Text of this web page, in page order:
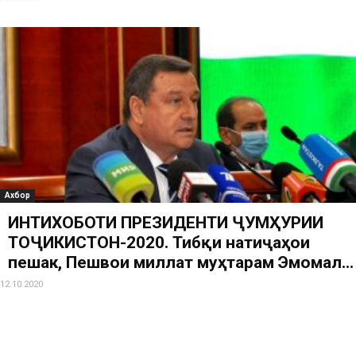
Ахбор
ИНТИХОБОТИ ПРЕЗИДЕНТИ ҶУМҲУРИИ
ТОҶИКИСТОН-2020. Тибқи натиҷаҳои
пешакӣ, Пешвои миллат муҳтарам Эмомалӣ...
12.10.2020